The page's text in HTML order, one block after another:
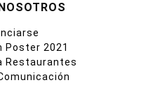
Poster 2021
Restaurantes